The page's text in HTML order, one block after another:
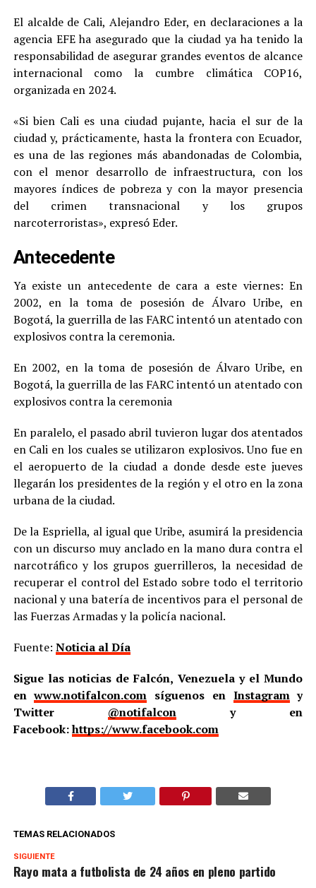
El alcalde de Cali, Alejandro Eder, en declaraciones a la
agencia EFE ha asegurado que la ciudad ya ha tenido la
responsabilidad de asegurar grandes eventos de alcance
internacional como la cumbre climática COP16,
organizada en 2024.
«Si bien Cali es una ciudad pujante, hacia el sur de la
ciudad y, prácticamente, hasta la frontera con Ecuador,
es una de las regiones más abandonadas de Colombia,
con el menor desarrollo de infraestructura, con los
mayores índices de pobreza y con la mayor presencia
del crimen transnacional y los grupos
narcoterroristas», expresó Eder.
Antecedente
Ya existe un antecedente de cara a este viernes: En
2002, en la toma de posesión de Álvaro Uribe, en
Bogotá, la guerrilla de las FARC intentó un atentado con
explosivos contra la ceremonia.
En 2002, en la toma de posesión de Álvaro Uribe, en
Bogotá, la guerrilla de las FARC intentó un atentado con
explosivos contra la ceremonia
En paralelo, el pasado abril tuvieron lugar dos atentados
en Cali en los cuales se utilizaron explosivos. Uno fue en
el aeropuerto de la ciudad a donde desde este jueves
llegarán los presidentes de la región y el otro en la zona
urbana de la ciudad.
De la Espriella, al igual que Uribe, asumirá la presidencia
con un discurso muy anclado en la mano dura contra el
narcotráfico y los grupos guerrilleros, la necesidad de
recuperar el control del Estado sobre todo el territorio
nacional y una batería de incentivos para el personal de
las Fuerzas Armadas y la policía nacional.
Fuente: Noticia al Día
Sigue las noticias de Falcón, Venezuela y el Mundo
enwww.notifalcon.com síguenos en Instagramy
Twitter @notifalcony en
Facebook:https://www.facebook.com
TEMAS RELACIONADOS
SIGUIENTE
Rayo mata a futbolista de 24 años en pleno partido